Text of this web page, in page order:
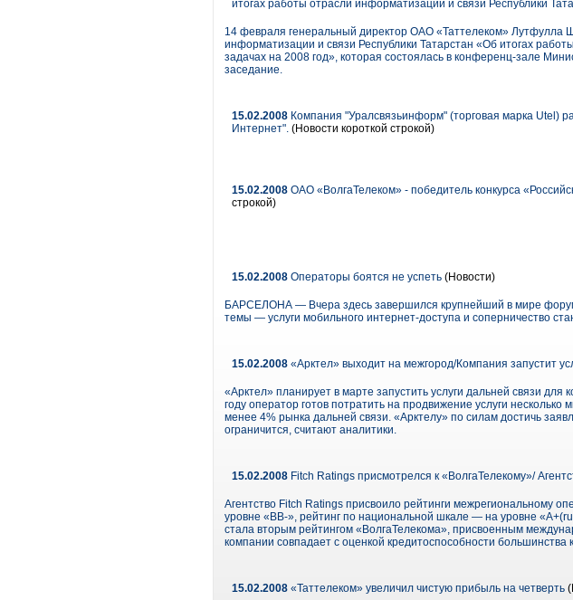
итогах работы отрасли информатизации и связи Республики
14 февраля генеральный директор ОАО «Таттелеком» Лутфулла
информатизации и связи Республики Татарстан «Об итогах
задачах на 2008 год», которая состоялась в конференц-зале
заседание.
15.02.2008 Компания "Уралсвязьинформ" (торговая марка Utel)
Интернет". (Новости короткой строкой)
15.02.2008 ОАО «ВолгаТелеком» - победитель конкурса
строкой)
15.02.2008 Операторы боятся не успеть (Новости)
БАРСЕЛОНА — Вчера здесь завершился крупнейший в мире
темы — услуги мобильного интернет-доступа и соперничество
15.02.2008 «Арктел» выходит на межгород/Компания запустит
«Арктел» планирует в марте запустить услуги дальней связи
году оператор готов потратить на продвижение услуги
менее 4% рынка дальней связи. «Арктелу» по силам достичь
ограничится, считают аналитики.
15.02.2008 Fitch Ratings присмотрелся к «ВолгаТелекому»/
Агентство Fitch Ratings присвоило рейтинги межрегиональному
уровне «BB-», рейтинг по национальной шкале — на уровне
стала вторым рейтингом «ВолгаТелекома», присвоенным
компании совпадает с оценкой кредитоспособности большинства
15.02.2008 «Таттелеком» увеличил чистую прибыль на четверть